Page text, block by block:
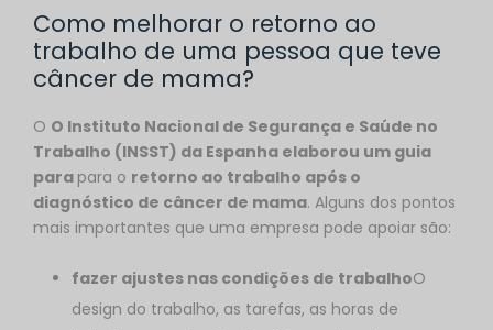
Como melhorar o retorno ao
trabalho de uma pessoa que teve
câncer de mama?
O O Instituto Nacional de Segurança e Saúde no
Trabalho (INSST) da Espanha elaborou um guia
para para o retorno ao trabalho após o
diagnóstico de câncer de mama. Alguns dos pontos
mais importantes que uma empresa pode apoiar são:
fazer ajustes nas condições de trabalhoO
design do trabalho, as tarefas, as horas de